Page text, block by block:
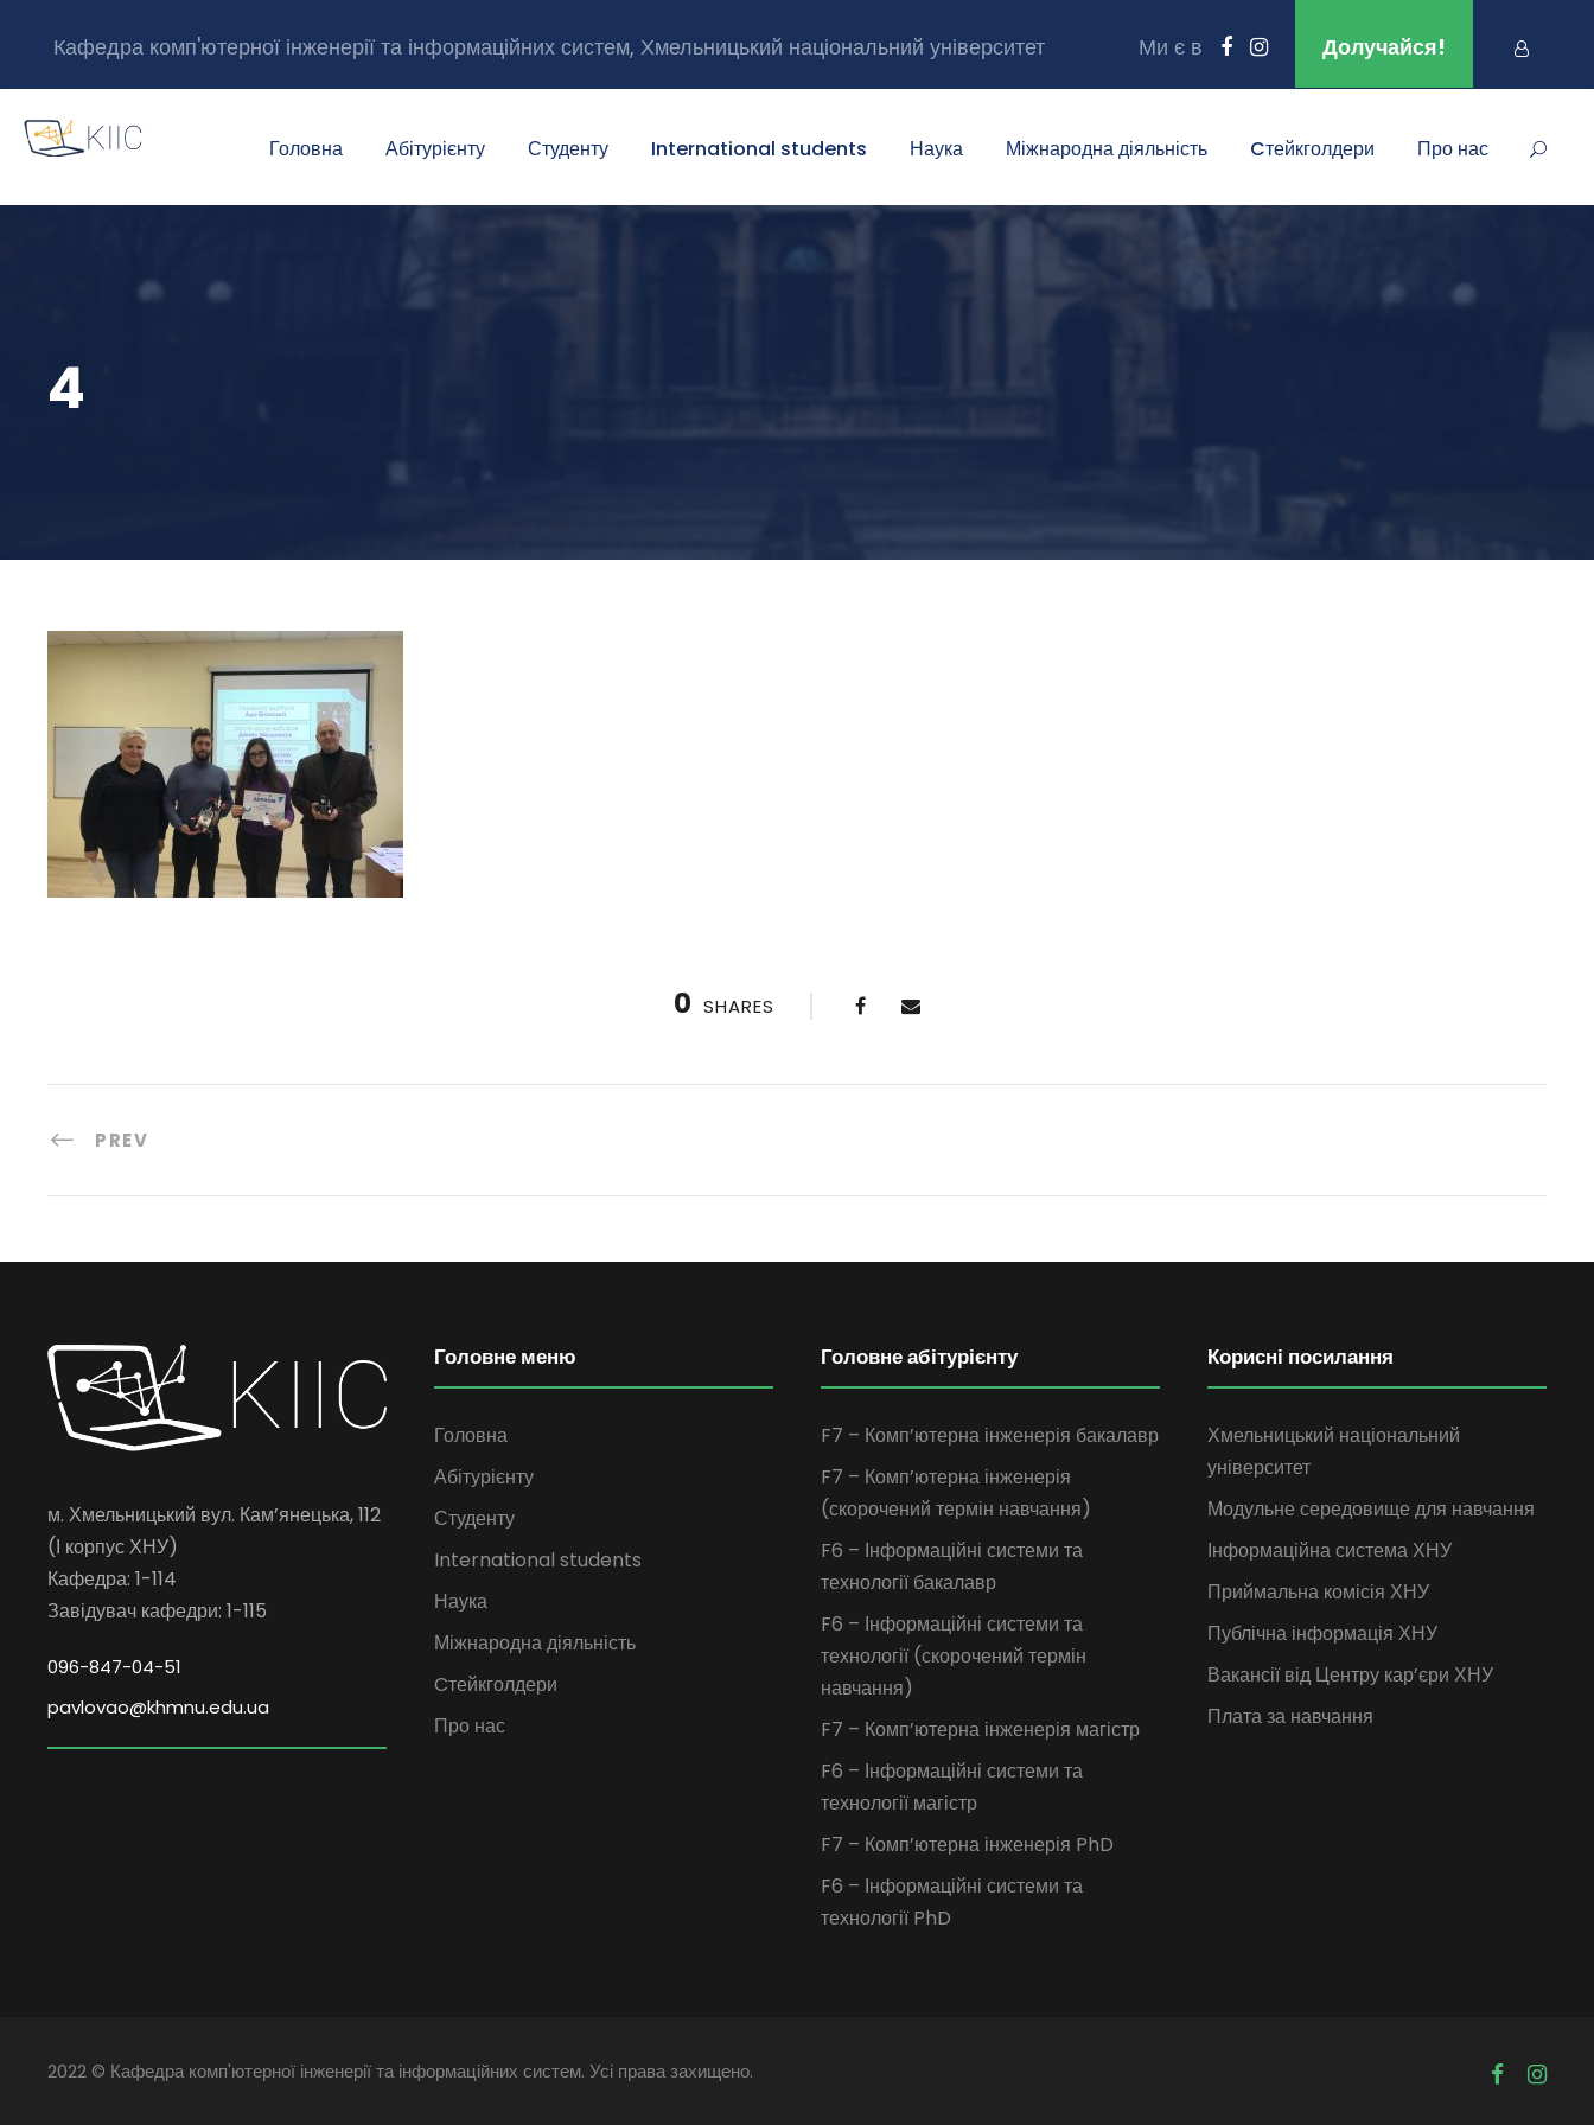
Кафедра комп'ютерної інженерії та інформаційних систем, Хмельницький національний університет Ми є в Долучайся!
Головна Абітурієнту Студенту International students Наука Міжнародна діяльність Cтейкголдери Про нас
4
0 SHARES
PREV
м. Хмельницький вул. Кам’янецька, 112
(І корпус ХНУ)
Кафедра: 1-114
Завідувач кафедри: 1-115
096-847-04-51
pavlovao@khmnu.edu.ua
Головне меню
Головна
Абітурієнту
Студенту
International students
Наука
Міжнародна діяльність
Cтейкголдери
Про нас
Головне абітурієнту
F7 – Комп’ютерна інженерія бакалавр
F7 – Комп’ютерна інженерія
(скорочений термін навчання)
F6 – Інформаційні системи та
технології бакалавр
F6 – Інформаційні системи та
технології (скорочений термін
навчання)
F7 – Комп’ютерна інженерія магістр
F6 – Інформаційні системи та
технології магістр
F7 – Комп’ютерна інженерія PhD
F6 – Інформаційні системи та
технології PhD
Корисні посилання
Хмельницький національний
університет
Модульне середовище для навчання
Інформаційна система ХНУ
Приймальна комісія ХНУ
Публічна інформація ХНУ
Вакансії від Центру кар’єри ХНУ
Плата за навчання
2022 © Кафедра комп'ютерної інженерії та інформаційних систем. Усі права захищено.